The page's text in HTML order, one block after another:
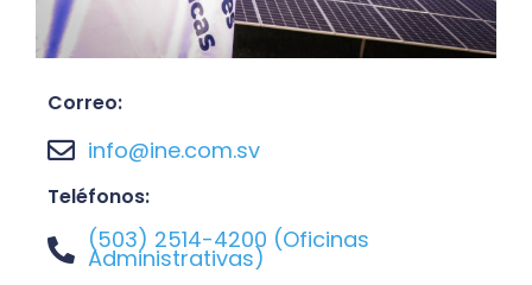
Correo:
info@ine.com.sv
Teléfonos:
(503) 2514-4200 (Oficinas
Administrativas)